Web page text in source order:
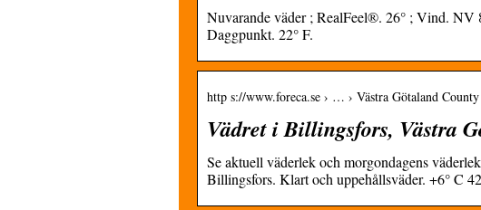
Nuvarande väder ; RealFeel®. 26° ; Vind.
Daggpunkt. 22° F.
http s://www.foreca.se › … › Västra Götaland County
Vädret i Billingsfors, Västra
Se aktuell väderlek och morgondagens
Billingsfors. Klart och uppehållsväder. +6° C